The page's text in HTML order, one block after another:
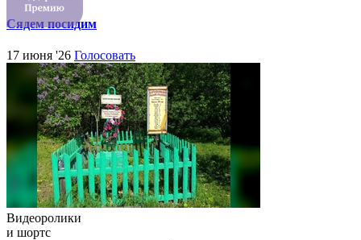
Сядем посидим
17 июня '26 Голосовать
Видеоролики
и шортс